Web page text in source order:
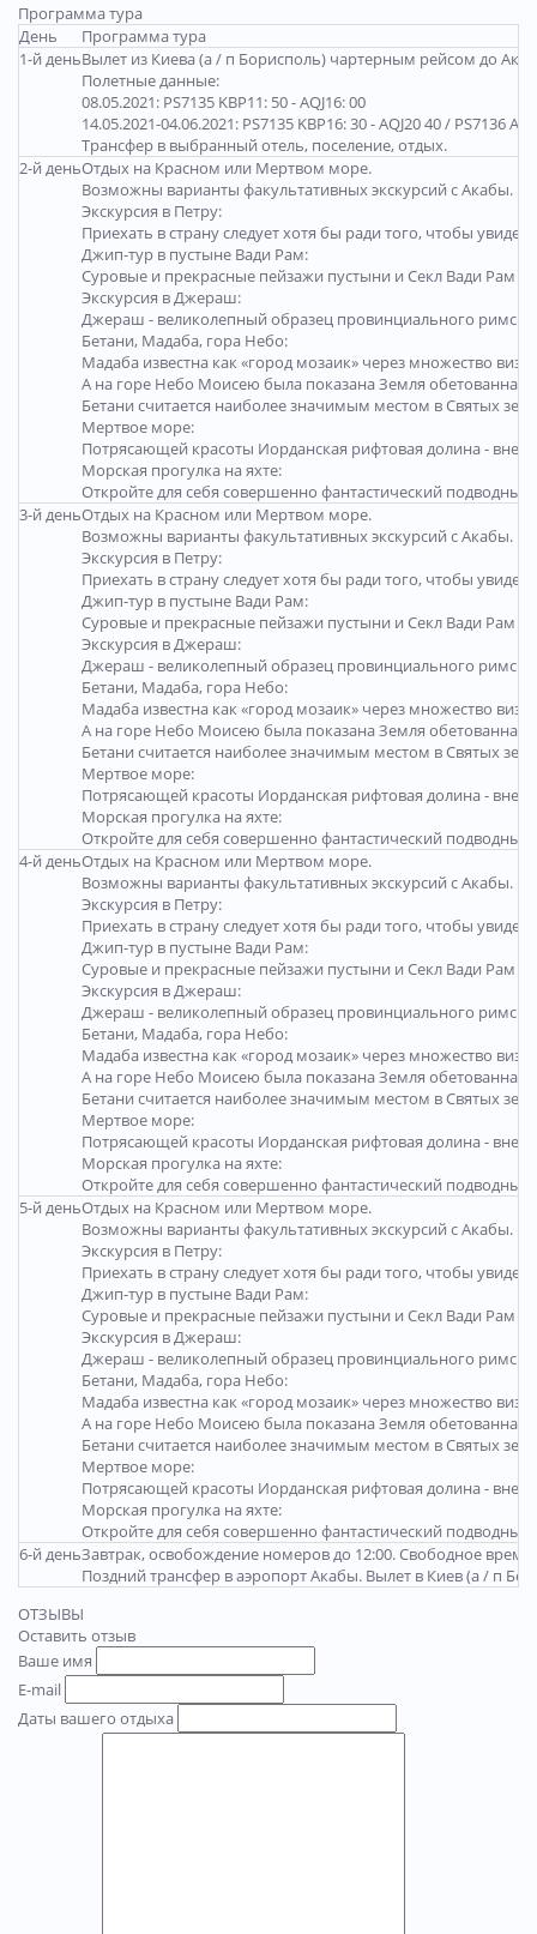
Программа тура
День
Программа тура
1-й деньВылет из Киева (а / п Борисполь) чартерным рейсом до
Полетные данные:
08.05.2021: PS7135 KBP11: 50 - AQJ16: 00
14.05.2021-04.06.2021: PS7135 KBP16: 30 - AQJ20 40 / PS7136
Трансфер в выбранный отель, поселение, отдых.
2-й деньОтдых на Красном или Мертвом море.
Возможны варианты факультативных экскурсий с Акабы.
Экскурсия в Петру:
Приехать в страну следует хотя бы ради того, чтобы
Джип-тур в пустыне Вади Рам:
Суровые и прекрасные пейзажи пустыни и Секл Вади Рам
Экскурсия в Джераш:
Джераш - великолепный образец провинциального
Бетани, Мадаба, гора Небо:
Мадаба известна как «город мозаик» через множество
А на горе Небо Моисею была показана Земля
Бетани считается наиболее значимым местом в Святых
Мертвое море:
Потрясающей красоты Иорданская рифтовая долина - вне
Морская прогулка на яхте:
Откройте для себя совершенно фантастический
3-й деньОтдых на Красном или Мертвом море.
Возможны варианты факультативных экскурсий с Акабы.
Экскурсия в Петру:
Приехать в страну следует хотя бы ради того, чтобы
Джип-тур в пустыне Вади Рам:
Суровые и прекрасные пейзажи пустыни и Секл Вади Рам
Экскурсия в Джераш:
Джераш - великолепный образец провинциального
Бетани, Мадаба, гора Небо:
Мадаба известна как «город мозаик» через множество
А на горе Небо Моисею была показана Земля
Бетани считается наиболее значимым местом в Святых
Мертвое море:
Потрясающей красоты Иорданская рифтовая долина - вне
Морская прогулка на яхте:
Откройте для себя совершенно фантастический
4-й деньОтдых на Красном или Мертвом море.
Возможны варианты факультативных экскурсий с Акабы.
Экскурсия в Петру:
Приехать в страну следует хотя бы ради того, чтобы
Джип-тур в пустыне Вади Рам:
Суровые и прекрасные пейзажи пустыни и Секл Вади Рам
Экскурсия в Джераш:
Джераш - великолепный образец провинциального
Бетани, Мадаба, гора Небо:
Мадаба известна как «город мозаик» через множество
А на горе Небо Моисею была показана Земля
Бетани считается наиболее значимым местом в Святых
Мертвое море:
Потрясающей красоты Иорданская рифтовая долина - вне
Морская прогулка на яхте:
Откройте для себя совершенно фантастический
5-й деньОтдых на Красном или Мертвом море.
Возможны варианты факультативных экскурсий с Акабы.
Экскурсия в Петру:
Приехать в страну следует хотя бы ради того, чтобы
Джип-тур в пустыне Вади Рам:
Суровые и прекрасные пейзажи пустыни и Секл Вади Рам
Экскурсия в Джераш:
Джераш - великолепный образец провинциального
Бетани, Мадаба, гора Небо:
Мадаба известна как «город мозаик» через множество
А на горе Небо Моисею была показана Земля
Бетани считается наиболее значимым местом в Святых
Мертвое море:
Потрясающей красоты Иорданская рифтовая долина - вне
Морская прогулка на яхте:
Откройте для себя совершенно фантастический
6-й деньЗавтрак, освобождение номеров до 12:00. Свободное
Поздний трансфер в аэропорт Акабы. Вылет в Киев (а / п
ОТЗЫВЫ
Оставить отзыв
Ваше имя
E-mail
Даты вашего отдыха